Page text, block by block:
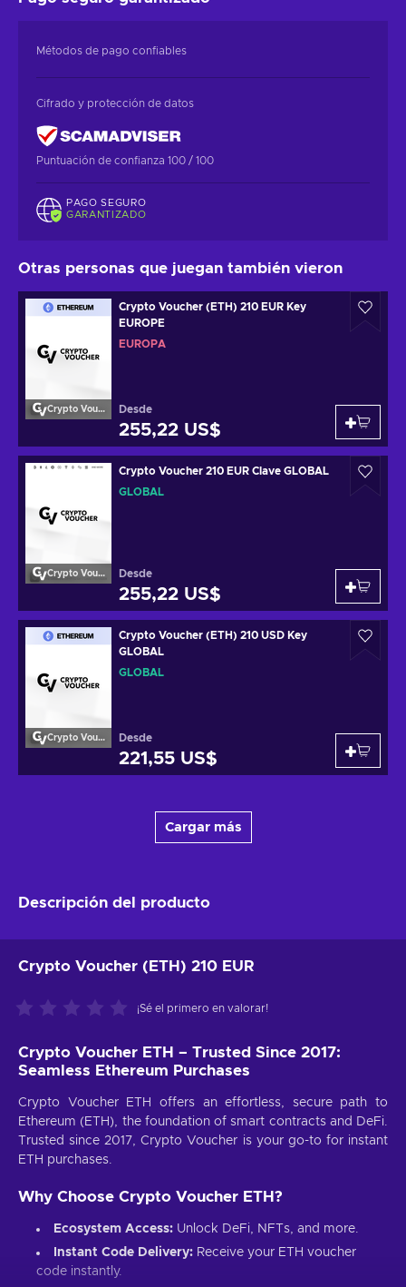
Métodos de pago confiables
Cifrado y protección de datos
Puntuación de confianza 100 / 100
PAGO SEGURO
GARANTIZADO
Otras personas que juegan también vieron
Crypto Voucher
Crypto Voucher (ETH) 210 EUR Key
EUROPE
EUROPA
Desde
255,22 US$
Crypto Voucher
Crypto Voucher 210 EUR Clave GLOBAL
GLOBAL
Desde
255,22 US$
Crypto Voucher
Crypto Voucher (ETH) 210 USD Key
GLOBAL
GLOBAL
Desde
221,55 US$
Cargar más
Descripción del producto
Crypto Voucher (ETH) 210 EUR
¡Sé el primero en valorar!
Crypto Voucher ETH – Trusted Since 2017:
Seamless Ethereum Purchases
Crypto Voucher ETH offers an effortless, secure path to
Ethereum (ETH), the foundation of smart contracts and DeFi.
Trusted since 2017, Crypto Voucher is your go-to for instant
ETH purchases.
Why Choose Crypto Voucher ETH?
Ecosystem Access: Unlock DeFi, NFTs, and more.
Instant Code Delivery: Receive your ETH voucher
code instantly.